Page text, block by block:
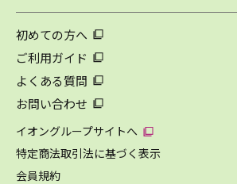
初めての方へ
ご利用ガイド
よくある質問
お問い合わせ
イオングループサイトへ
特定商法取引法に基づく表示
会員規約